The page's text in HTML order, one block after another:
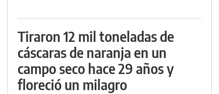
Tiraron 12 mil toneladas de
cáscaras de naranja en un
campo seco hace 29 años y
floreció un milagro